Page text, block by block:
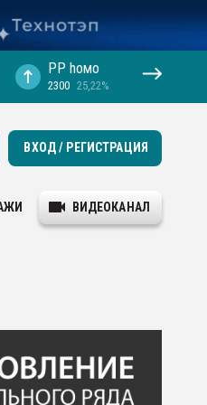
PP hомо
2300 25,22%
ВХОД / РЕГИСТРАЦИЯ
ВИДЕОКАНАЛ